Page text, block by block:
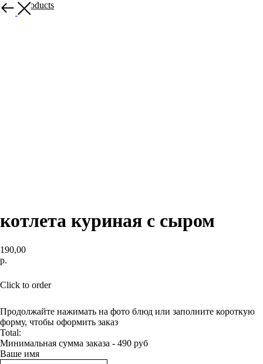
More products
котлета куриная с сыром
190,00
р.
Click to order
Продолжайте нажимать на фото блюд или заполните короткую
форму, чтобы оформить заказ
Total:
Минимальная сумма заказа - 490 руб
Ваше имя